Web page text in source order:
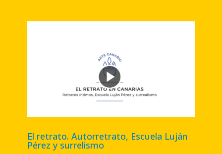
El retrato. Autorretrato, Escuela Luján
Pérez y surrelismo